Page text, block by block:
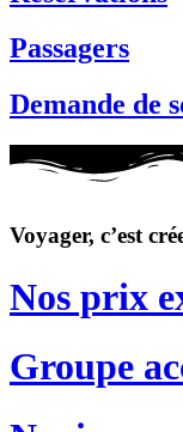
Passagers
Demande de
Voyager, c’est
Nos prix
Groupe